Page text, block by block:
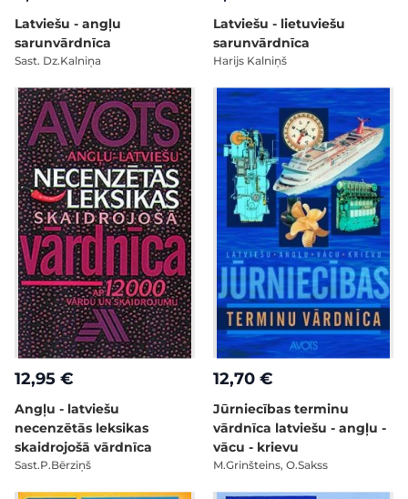
Latviešu - angļu
sarunvārdnīca
Sast. Dz.Kalniņa
Latviešu - lietuviešu
sarunvārdnīca
Harijs Kalniņš
12,95 €
Angļu - latviešu
necenzētās leksikas
skaidrojošā vārdnīca
Sast.P.Bērziņš
12,70 €
Jūrniecības terminu
vārdnīca latviešu - angļu -
vācu - krievu
M.Grinšteins, O.Sakss